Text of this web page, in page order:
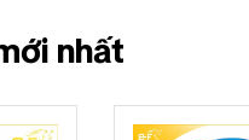
nhất